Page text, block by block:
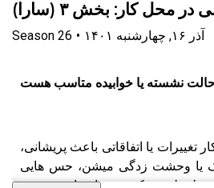
در محل کار: بخش ۳ (سارا)
Season 26 • ۱۴۰۱ آذر ۱۶, چهارشنبه
یا اتفاقاتی باعث پریشانی،
یا وحشت زدگی میشن، حس هایی